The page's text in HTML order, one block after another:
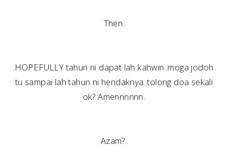
Then.
HOPEFULLY tahun ni dapat lah kahwin..moga jodoh
tu sampai lah tahun ni hendaknya..tolong doa sekali
ok? Amennnnnn.
Azam?